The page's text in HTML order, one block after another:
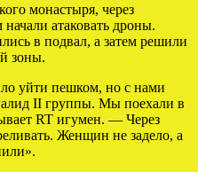
монастыря, через
начали атаковать дроны.
в подвал, а затем решили
зоны.
уйти пешком, но с нами
II группы. Мы поехали в
RT игумен. — Через
Женщин не задело, а